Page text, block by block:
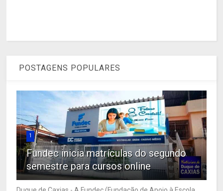
POSTAGENS POPULARES
1
Fundec inicia matrículas do segundo
semestre para cursos online